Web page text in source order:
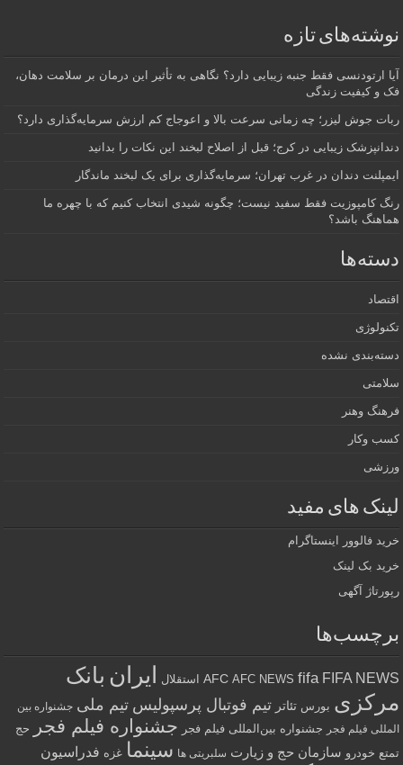
نوشته‌های تازه
آیا ارتودنسی فقط جنبه زیبایی دارد؟ نگاهی به تأثیر این درمان بر سلامت دهان،
فک و کیفیت زندگی
ربات جوش لیزر؛ چه زمانی سرعت بالا و اعوجاج کم ارزش سرمایه‌گذاری دارد؟
دندانپزشک زیبایی در کرج؛ قبل از اصلاح لبخند این نکات را بدانید
ایمپلنت دندان در غرب تهران؛ سرمایه‌گذاری برای یک لبخند ماندگار
رنگ کامپوزیت فقط سفید نیست؛ چگونه شیدی انتخاب کنیم که با چهره ما
هماهنگ باشد؟
دسته‌ها
اقتصاد
تکنولوژی
دسته‌بندی نشده
سلامتی
فرهنگ وهنر
کسب وکار
ورزشی
لینک های مفید
خرید فالوور اینستاگرام
خرید بک لینک
رپورتاژ آگهی
برچسب‌ها
AFC AFC NEWS fifa FIFA NEWS استقلال ایران بانک
مرکزی بورس تئاتر تیم فوتبال پرسپولیس تیم ملی جشنواره بین
المللی فیلم فجر جشنواره بین‌المللی فیلم فجر جشنواره فیلم فجر
حج
تمتع خودرو سازمان حج و زیارت سلبریتی ها سینما غزه فدراسیون